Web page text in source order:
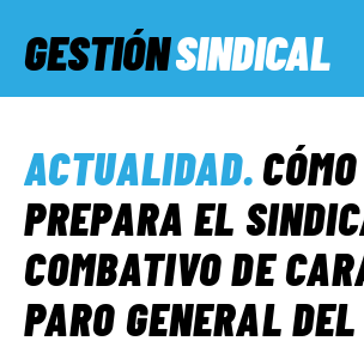
GESTIÓNSINDICAL
SERVICIOS SOCIALES
INFORMES ESPECIALES
ACTUALIDAD.
PREPARA EL
COMBATIVO DE
PARO GENERAL